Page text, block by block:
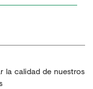
la calidad de nuestros